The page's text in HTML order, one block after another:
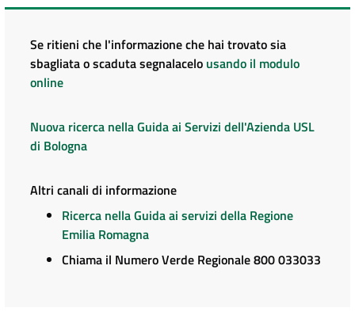
Se ritieni che l'informazione che hai trovato sia
sbagliata o scaduta segnalacelo usando il modulo
online
Nuova ricerca nella Guida ai Servizi dell'Azienda USL
di Bologna
Altri canali di informazione
Ricerca nella Guida ai servizi della Regione
Emilia Romagna
Chiama il Numero Verde Regionale 800 033033